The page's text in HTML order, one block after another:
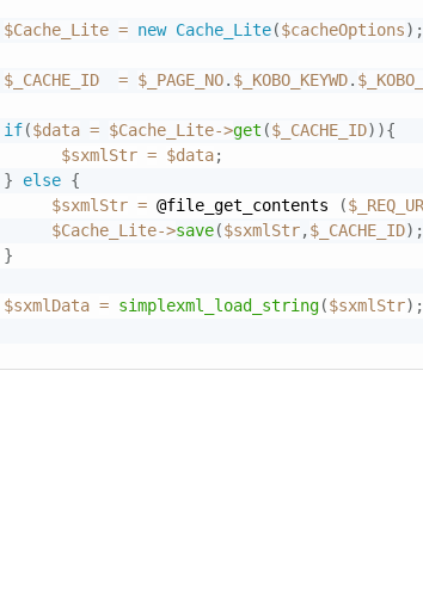
$Cache_Lite = new Cache_Lite($cacheOptions) ;
$_CACHE_ID = $_PAGE_NO. $_KOBO_KEYWD.
if($data = $Cache_Lite->get ($_CACHE_ID) ){
$sxmlStr = $data;
}
else {
$sxmlStr = @file_get_contents (
$Cache_Lite->save($sxmlStr,$_CACHE_ID) ;
}
$sxmlData = simplexml_load_string($sxmlStr) ;